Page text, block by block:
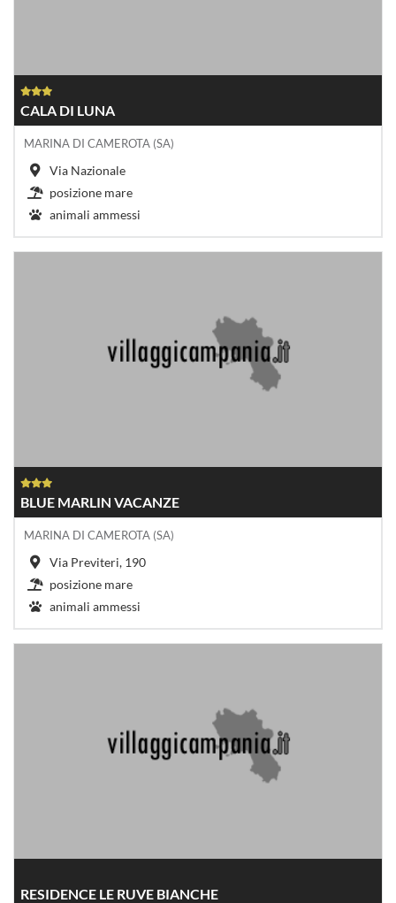
CALA DI LUNA
MARINA DI CAMEROTA (SA)
Via Nazionale
posizione mare
animali ammessi
BLUE MARLIN VACANZE
MARINA DI CAMEROTA (SA)
Via Previteri, 190
posizione mare
animali ammessi
RESIDENCE LE RUVE BIANCHE